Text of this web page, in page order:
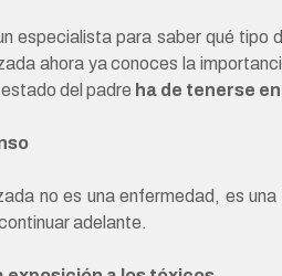
especialista para saber qué tipo
ahora ya conoces la
del padre ha de tenerse
no es una enfermedad, es
adelante.